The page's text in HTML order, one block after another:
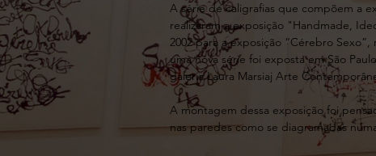
A série de caligrafias que compõem a
realizaram a exposição "Handmade,
2002 para a exposição “Cérebro
uma nova série foi exposta em São
galeria Laura Marsiaj Arte
A montagem dessa exposição foi
nas paredes como se diagramadas